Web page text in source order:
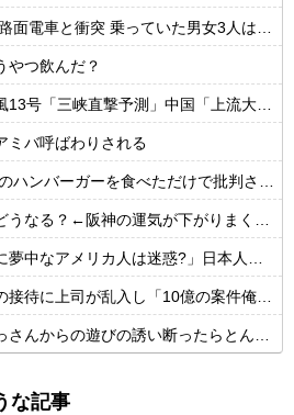
突 乗っていた男女3人は車を放置しダッシュで逃走中
やつ飲んだ？
峡上流」中国都市「8/5の映像（動画」三峡ダム「緊急放流（決壊危機」中国「下流大水害（震え声」→
ミバ呼ばわりされる
ンバーガーを食べただけで批判される
る？←阪神の運気が下がりまくるやろな
メリカ人は迷惑?」日本人の回答が的確すぎた
がもらったw残念だったな負け犬w」→取引先社長「誰だね君は…」既に契約成立していて…
遊びの誘い断ったらとんでもないこと言われたんだが
な記事